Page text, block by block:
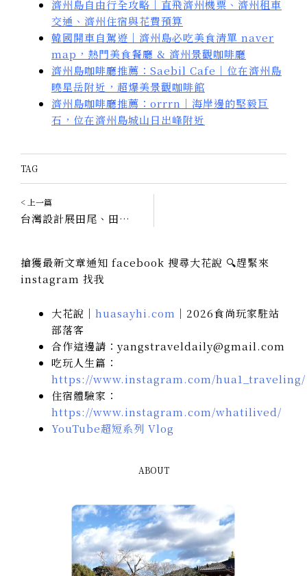
濟州島自由行全攻略｜直飛濟州機票、濟州租車
交通、濟州住宿與花費預算
韓國開車自駕遊｜濟州島必吃美食清單 naver
map，熱門美食餐廳 & 濟州景觀咖啡廳
濟州島咖啡廳推薦：Saebil Cafe｜位在濟州島
曉星岳附近，超爆美景觀咖啡館
濟州島咖啡廳推薦：orrrn｜海岸邊的堅毅巨
石，位在濟州島城山日出峰附近
TAG
< 上一篇
台灣設計展田尾、田中｜溫室城堡、植物學校、彰化力冠軍行
搶獲最新文章通知 facebook 搜尋大花說 🔍趕緊來
instagram 找我
大花說｜ huasayhi.com ｜2026食尚玩家駐站
部落客
合作這邊請：yangstraveldaily@gmail.com
吃玩人生篇：
https://www.instagram.com/hua1_traveling/
住宿體驗家：
https://www.instagram.com/whatilived/
YouTube超短系列 Vlog
ABOUT